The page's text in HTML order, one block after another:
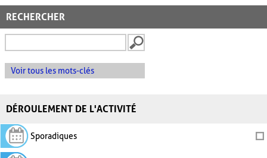
RECHERCHER
Voir tous les mots-clés
DÉROULEMENT DE L'ACTIVITÉ
Sporadiques